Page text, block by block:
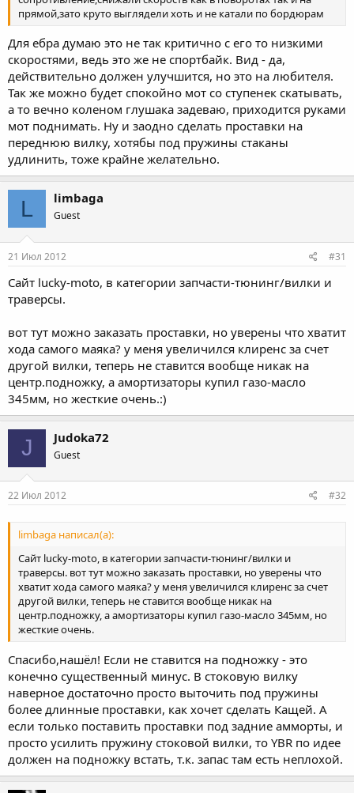
прямой,зато круто выглядели хоть и не катали по бордюрам
Для ебра думаю это не так критично с его то низкими
скоростями, ведь это же не спортбайк. Вид - да,
действительно должен улучшится, но это на любителя.
Так же можно будет спокойно мот со ступенек скатывать,
а то вечно коленом глушака задеваю, приходится руками
мот поднимать. Ну и заодно сделать проставки на
переднюю вилку, хотябы под пружины стаканы
удлинить, тоже крайне желательно.
L limbaga
Guest
21 Июл 2012 #31
Сайт lucky-moto, в категории запчасти-тюнинг/вилки и
траверсы.
вот тут можно заказать проставки, но уверены что хватит
хода самого маяка? у меня увеличился клиренс за счет
другой вилки, теперь не ставится вообще никак на
центр.подножку, а амортизаторы купил газо-масло
345мм, но жесткие очень.:)
J Judoka72
Guest
22 Июл 2012 #32
limbaga написал(а):
Сайт lucky-moto, в категории запчасти-тюнинг/вилки и
траверсы. вот тут можно заказать проставки, но уверены что
хватит хода самого маяка? у меня увеличился клиренс за счет
другой вилки, теперь не ставится вообще никак на
центр.подножку, а амортизаторы купил газо-масло 345мм, но
жесткие очень.
Спасибо,нашёл! Если не ставится на подножку - это
конечно существенный минус. В стоковую вилку
наверное достаточно просто выточить под пружины
более длинные проставки, как хочет сделать Кащей. А
если только поставить проставки под задние амморты, и
просто усилить пружину стоковой вилки, то YBR по идее
должен на подножку встать, т.к. запас там есть неплохой.